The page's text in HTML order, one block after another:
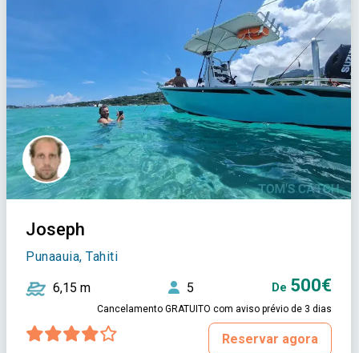
Joseph
Punaauia, Tahiti
6,15 m 5 De 500€
Cancelamento GRATUITO com aviso prévio de 3 dias
Reservar agora